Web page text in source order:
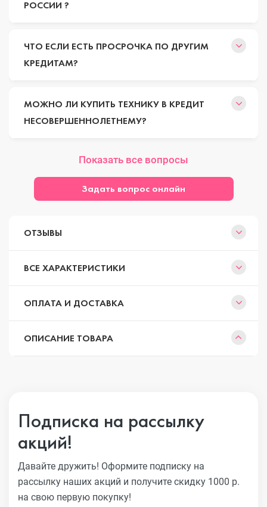
РОССИИ ?
ЧТО ЕСЛИ ЕСТЬ ПРОСРОЧКА ПО ДРУГИМ
КРЕДИТАМ?
МОЖНО ЛИ КУПИТЬ ТЕХНИКУ В КРЕДИТ
НЕСОВЕРШЕННОЛЕТНЕМУ?
Показать все вопросы
Задать вопрос онлайн
ОТЗЫВЫ
ВСЕ ХАРАКТЕРИСТИКИ
ОПЛАТА И ДОСТАВКА
ОПИСАНИЕ ТОВАРА
Подписка на рассылку
акций!
Давайте дружить! Оформите подписку на
рассылку наших акций и получите скидку 1000 р.
на свою первую покупку!